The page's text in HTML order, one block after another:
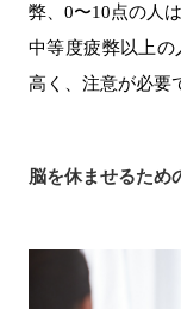
弊、0〜10点の人
中等度疲弊以上
高く、注意が必要
脳を休ませるた